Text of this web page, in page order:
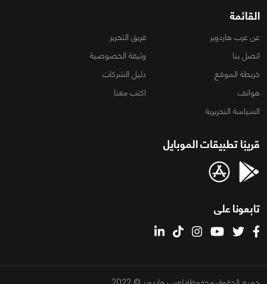
القائمة
عن عرب هاردوير
فريق التحرير
اتصل بنا
وثيقة الخصوصية
خريطة الموقع
دليل الشركات
هواتف
اكتب معنا
السياسة التحريرية
قريبًا تطبيقات الموبايل
تابعونا على